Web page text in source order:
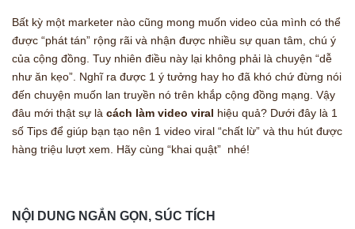
Bất kỳ một marketer nào cũng mong muốn video của mình có thể
được “phát tán” rộng rãi và nhận được nhiều sự quan tâm, chú ý
của cộng đồng. Tuy nhiên điều này lại không phải là chuyện “dễ
như ăn kẹo”. Nghĩ ra được 1 ý tưởng hay ho đã khó chứ đừng nói
đến chuyện muốn lan truyền nó trên khắp cộng đồng mạng. Vậy
đâu mới thật sự là cách làm video viral hiệu quả? Dưới đây là 1
số Tips để giúp bạn tạo nên 1 video viral “chất lừ” và thu hút được
hàng triệu lượt xem. Hãy cùng “khai quật” nhé!
NỘI DUNG NGẮN GỌN, SÚC TÍCH